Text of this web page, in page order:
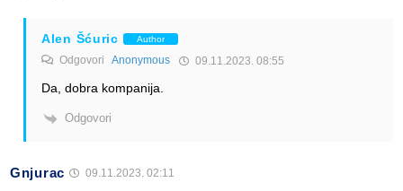
Alen Šćuric Author
Odgovori Anonymous 09.11.2023. 08:55
Da, dobra kompanija.
Odgovori
Gnjurac 09.11.2023. 02:11